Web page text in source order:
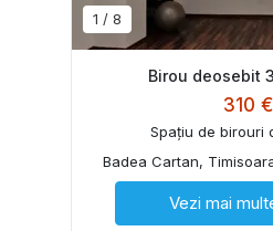
1 / 8
Birou deosebit
310 €
Spațiu de birouri
Badea Cartan,
Vezi mai